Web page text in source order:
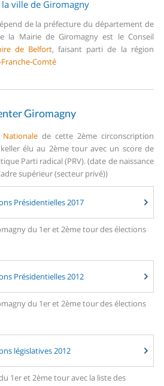
ville de Giromagny
de la préfecture du département de
la Mairie de Giromagny est le Conseil
de Belfort, faisant parti de la région
Comté
Giromagny
Nationale de cette 2ème circonscription
élu au 2ème tour avec un score de
Parti radical (PRV). (date de naissance
supérieur (secteur privé))
Présidentielles 2017
du 1er et 2ème tour des élections
Présidentielles 2012
du 1er et 2ème tour des élections
législatives 2012
1er et 2ème tour avec la liste des